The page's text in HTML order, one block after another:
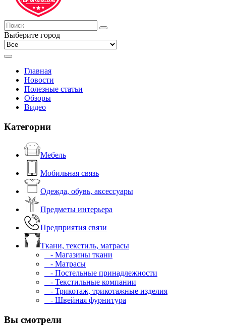
Выберите город
Главная
Новости
Полезные статьи
Обзоры
Видео
Категории
Мебель
Мобильная связь
Одежда, обувь, аксессуары
Предметы интерьера
Предприятия связи
Ткани, текстиль, матрасы
- Магазины ткани
- Матрасы
- Постельные принадлежности
- Текстильные компании
- Трикотаж, трикотажные изделия
- Швейная фурнитура
Вы смотрели